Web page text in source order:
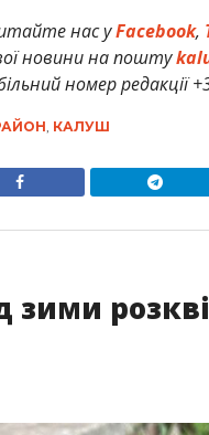
нас уFacebook,
новини на пошту
номер редакції
КАЛУШ
зими